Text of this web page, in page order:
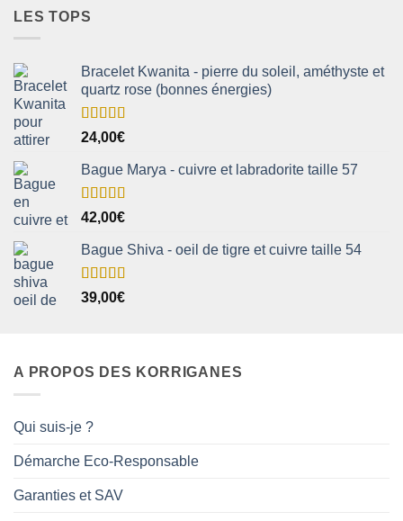
LES TOPS
Bracelet Kwanita - pierre du soleil, améthyste et
quartz rose (bonnes énergies)
Note5.00
24,00€
Bague Marya - cuivre et labradorite taille 57
Note5.00
42,00€
Bague Shiva - oeil de tigre et cuivre taille 54
Note5.00
39,00€
A PROPOS DES KORRIGANES
Qui suis-je ?
Démarche Eco-Responsable
Garanties et SAV